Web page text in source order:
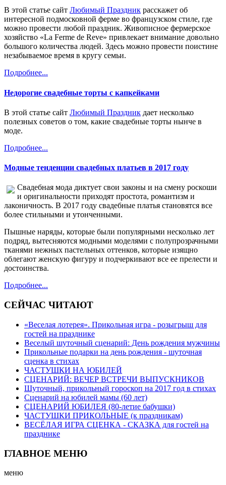
В этой статье сайт Любимый Праздник расскажет об
интересной подмосковной ферме во французском стиле, где
можно провести любой праздник. Живописное фермерское
хозяйство «La Ferme de Reve» привлекает внимание довольно
большого количества людей. Здесь можно провести поистине
незабываемое время в кругу семьи.
Подробнее...
Недорогие свадебные торты с капкейками
В этой статье сайт Любимый Праздник дает несколько
полезных советов о том, какие свадебные торты нынче в
моде.
Подробнее...
Модные тенденции свадебных платьев в 2017 году
Свадебная мода диктует свои законы и на смену роскоши
и оригинальности приходят простота, романтизм и
лаконичность. В 2017 году свадебные платья становятся все
более стильными и утонченными.
Пышные наряды, которые были популярными несколько лет
подряд, вытесняются модными моделями с полупрозрачными
тканями нежных пастельных оттенков, которые изящно
облегают женскую фигуру и подчеркивают все ее прелести и
достоинства.
Подробнее...
СЕЙЧАС ЧИТАЮТ
«Веселая лотерея». Прикольная игра - розыгрыш для
гостей на празднике
Веселый шуточный сценарий: День рождения мужчины
Прикольные подарки на день рождения - шуточная
сценка в стихах
ЧАСТУШКИ НА ЮБИЛЕЙ
СЦЕНАРИЙ: ВЕЧЕР ВСТРЕЧИ ВЫПУСКНИКОВ
Шуточный, прикольный гороскоп на 2017 год в стихах
Сценарий на юбилей мамы (60 лет)
СЦЕНАРИЙ ЮБИЛЕЯ (80-летие бабушки)
ЧАСТУШКИ ПРИКОЛЬНЫЕ (к праздникам)
ВЕСЁЛАЯ ИГРА СЦЕНКА - СКАЗКА для гостей на
празднике
ГЛАВНОЕ МЕНЮ
меню